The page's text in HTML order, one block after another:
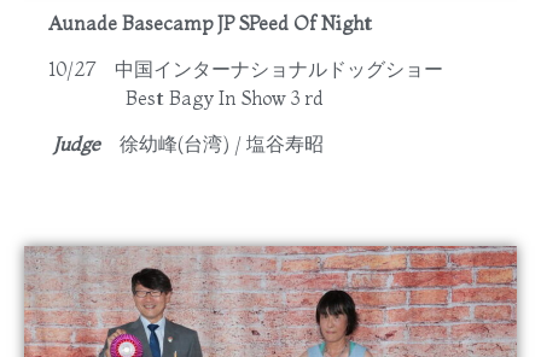
Aunade Basecamp JP SPeed Of Night
10/27 中国インターナショナルドッグショー
Best Bagy In Show 3 rd
Judge 徐幼峰(台湾) / 塩谷寿昭